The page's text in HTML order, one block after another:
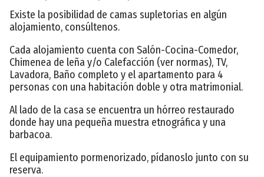
Existe la posibilidad de camas supletorias en algún
alojamiento, consúltenos.
Cada alojamiento cuenta con Salón-Cocina-Comedor,
Chimenea de leña y/o Calefacción (ver normas), TV,
Lavadora, Baño completo y el apartamento para 4
personas con una habitación doble y otra matrimonial.
Al lado de la casa se encuentra un hórreo restaurado
donde hay una pequeña muestra etnográfica y una
barbacoa.
El equipamiento pormenorizado, pídanoslo junto con su
reserva.